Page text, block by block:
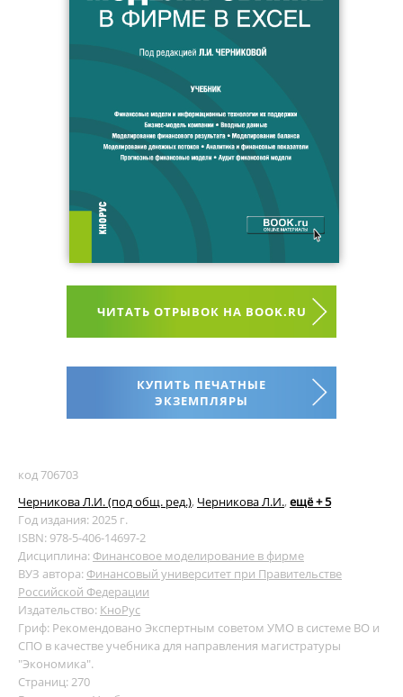
ЧИТАТЬ ОТРЫВОК НА BOOK.RU
КУПИТЬ ПЕЧАТНЫЕ
ЭКЗЕМПЛЯРЫ
код 706703
Черникова Л.И. (под общ. ред.), Черникова Л.И., ещё + 5
Год издания: 2025 г.
ISBN: 978-5-406-14697-2
Дисциплина: Финансовое моделирование в фирме
ВУЗ автора: Финансовый университет при Правительстве
Российской Федерации
Издательство: КноРус
Гриф: Рекомендовано Экспертным советом УМО в системе ВО и
СПО в качестве учебника для направления магистратуры
"Экономика".
Страниц: 270